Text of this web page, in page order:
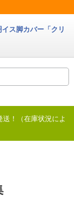
ス脚カバー「クリ